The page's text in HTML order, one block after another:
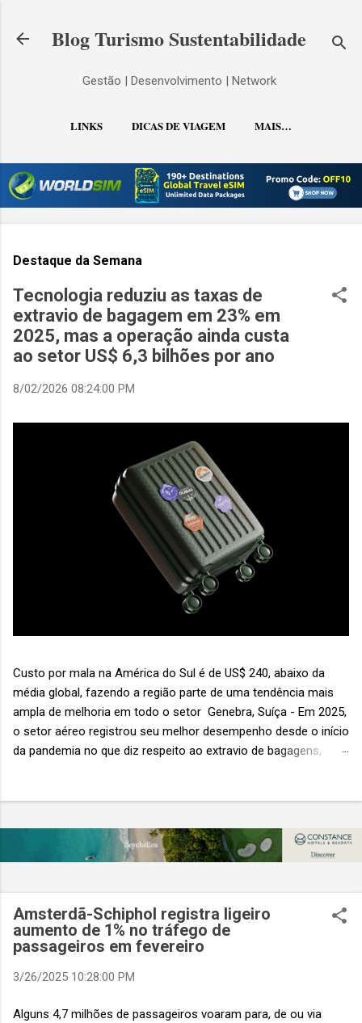
Blog Turismo Sustentabilidade
Gestão | Desenvolvimento | Network
LINKS DICAS DE VIAGEM MAIS…
CONTATO
Destaque da Semana
Tecnologia reduziu as taxas de
extravio de bagagem em 23% em
2025, mas a operação ainda custa
ao setor US$ 6,3 bilhões por ano
8/02/2026 08:24:00 PM
Custo por mala na América do Sul é de US$ 240, abaixo da
média global, fazendo a região parte de uma tendência mais
ampla de melhoria em todo o setor Genebra, Suíça - Em 2025,
o setor aéreo registrou seu melhor desempenho desde o início
da pandemia no que diz respeito ao extravio de bagagens,
“Baggage IT Insights” de 2026 da SITA, a 20ª edição anual
desse importante estudo de referência à indústria. (© SITA)
custa ao setor US$ 6,3 bilhões anualmente. Cada mala
extraviada acarreta um custo médio de US$ 260. Com um
lucro líquido médio de apenas US$ 8 por passageiro, uma mala
cinco anulam o lucro de um voo inteiro. O núme...
Amsterdã-Schiphol registra ligeiro
aumento de 1% no tráfego de
passageiros em fevereiro
3/26/2025 10:28:00 PM
Alguns 4,7 milhões de passageiros voaram para, de ou via